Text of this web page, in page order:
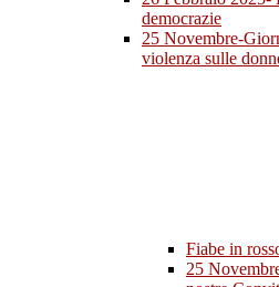
democrazie
25 Novembre-
violenza sulle
Fiabe in
25